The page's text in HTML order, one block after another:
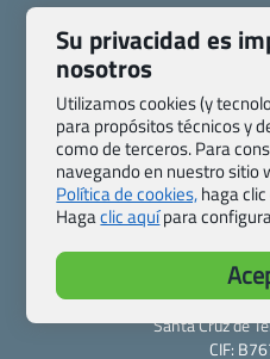
Quienes somos
Pasaporte, Visado, Salud y
Preguntas frecuentes
Política de privacidad y
Todas las
Last Minute
c/ Drago, CC
38660
Santa Cruz de
CIF:
Su privacidad es
nosotros
Utilizamos cookies (y
para propósitos técnicos y
como de terceros. Para
navegando en nuestro sitio
Política de cookies,haga
Hagaclic aquípara